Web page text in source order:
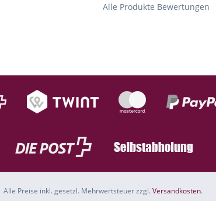
Alle Produkte Bewertungen
Alle Preise inkl. gesetzl. Mehrwertsteuer zzgl.Versandkosten.